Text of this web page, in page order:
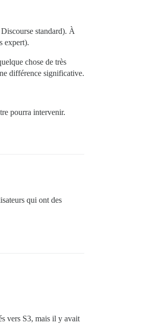
standard). À
expert).
chose de très
différence significative.
pourra intervenir.
qui ont des
vers S3, mais il y avait